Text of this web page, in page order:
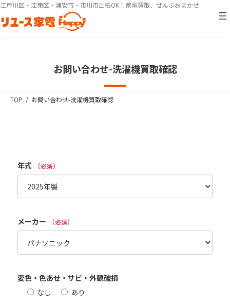
コ
ン
テ
ナ
ビ
ゲ
江戸川区・江東区・浦安市・市川市出張OK！家電買取、ぜんぶおまかせ
お問い合わせ-洗濯機買取確認
TOP お問い合わせ-洗濯機買取確認
年式 （必須）
メーカー （必須）
変色・色あせ・サビ・外観破損
なし
あり